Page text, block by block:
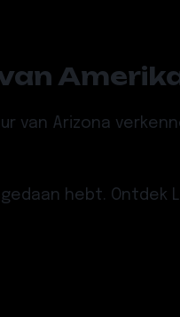
van Arizona
hebt. Ontdek